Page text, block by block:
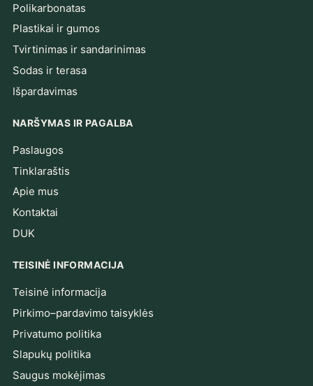
Polikarbonatas
Plastikai ir gumos
Tvirtinimas ir sandarinimas
Sodas ir terasa
Išpardavimas
NARŠYMAS IR PAGALBA
Paslaugos
Tinklaraštis
Apie mus
Kontaktai
DUK
TEISINĖ INFORMACIJA
Teisinė informacija
Pirkimo–pardavimo taisyklės
Privatumo politika
Slapukų politika
Saugus mokėjimas